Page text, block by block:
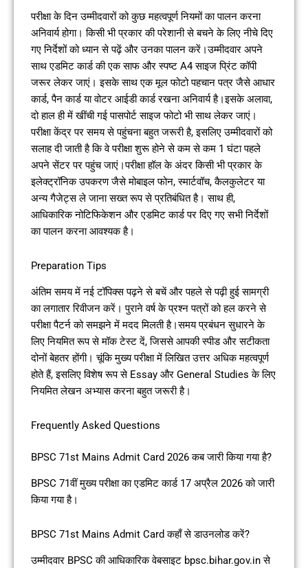
परीक्षा के दिन उम्मीदवारों को कुछ महत्वपूर्ण नियमों का पालन करना
अनिवार्य होगा। किसी भी प्रकार की परेशानी से बचने के लिए नीचे दिए
गए निर्देशों को ध्यान से पढ़ें और उनका पालन करें।उम्मीदवार अपने
साथ एडमिट कार्ड की एक साफ और स्पष्ट A4 साइज प्रिंट कॉपी
जरूर लेकर जाएं। इसके साथ एक मूल फोटो पहचान पत्र जैसे आधार
कार्ड, पैन कार्ड या वोटर आईडी कार्ड रखना अनिवार्य है।इसके अलावा,
दो हाल ही में खींची गई पासपोर्ट साइज फोटो भी साथ लेकर जाएं।
परीक्षा केंद्र पर समय से पहुंचना बहुत जरूरी है, इसलिए उम्मीदवारों को
सलाह दी जाती है कि वे परीक्षा शुरू होने से कम से कम 1 घंटा पहले
अपने सेंटर पर पहुंच जाएं।परीक्षा हॉल के अंदर किसी भी प्रकार के
इलेक्ट्रॉनिक उपकरण जैसे मोबाइल फोन, स्मार्टवॉच, कैलकुलेटर या
अन्य गैजेट्स ले जाना सख्त रूप से प्रतिबंधित है। साथ ही,
आधिकारिक नोटिफिकेशन और एडमिट कार्ड पर दिए गए सभी निर्देशों
का पालन करना आवश्यक है।
Preparation Tips
अंतिम समय में नई टॉपिक्स पढ़ने से बचें और पहले से पढ़ी हुई सामग्री
का लगातार रिवीजन करें। पुराने वर्ष के प्रश्न पत्रों को हल करने से
परीक्षा पैटर्न को समझने में मदद मिलती है।समय प्रबंधन सुधारने के
लिए नियमित रूप से मॉक टेस्ट दें, जिससे आपकी स्पीड और सटीकता
दोनों बेहतर होंगी। चूंकि मुख्य परीक्षा में लिखित उत्तर अधिक महत्वपूर्ण
होते हैं, इसलिए विशेष रूप से Essay और General Studies के लिए
नियमित लेखन अभ्यास करना बहुत जरूरी है।
Frequently Asked Questions
BPSC 71st Mains Admit Card 2026 कब जारी किया गया है?
BPSC 71वीं मुख्य परीक्षा का एडमिट कार्ड 17 अप्रैल 2026 को जारी
किया गया है।
BPSC 71st Mains Admit Card कहाँ से डाउनलोड करें?
उम्मीदवार BPSC की आधिकारिक वेबसाइट bpsc.bihar.gov.in से